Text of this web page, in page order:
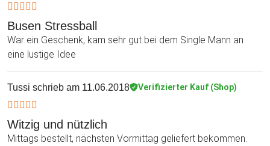
Busen Stressball
War ein Geschenk, kam sehr gut bei dem Single Mann an
eine lustige Idee
Tussi schrieb am 11.06.2018 Verifizierter Kauf (Shop)
Witzig und nützlich
Mittags bestellt, nächsten Vormittag geliefert bekommen.